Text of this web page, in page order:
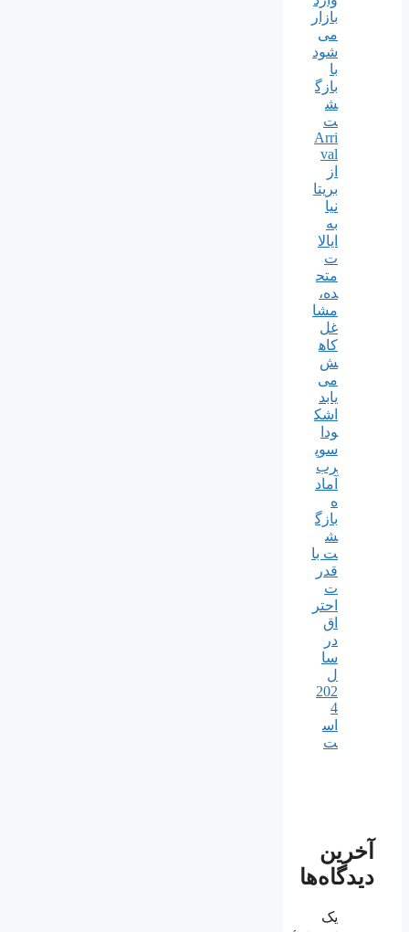
بازار
می
شود
با
بازگ
ش
ت
Arri
val
از
بریتا
نیا
به
ایالا
ت
متح
ده،
مشا
غل
کاه
ش
می
یابد
اشک
ودا
سوپ
رب
آماد
ه
بازگ
ش
ت با
قدر
ت
احتر
اق
در
سا
ل
202
4
اس
ت
آخرین
دیدگاه‌ها
یک